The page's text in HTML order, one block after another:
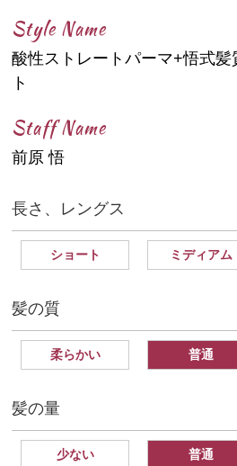
Style Name
酸性ストレートパーマ+悟式
ト
Staff Name
前原 悟
長さ、レングス
ショート ミディアム
髪の質
柔らかい 普通
髪の量
少ない 普通